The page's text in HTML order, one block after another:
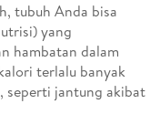
tubuh Anda bisa
yang
hambatan dalam
terlalu banyak
seperti jantung akibat